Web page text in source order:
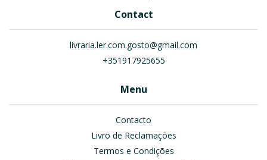
Contact
livraria.ler.com.gosto@gmail.com
+351917925655
Menu
Contacto
Livro de Reclamações
Termos e Condições